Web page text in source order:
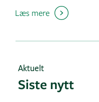
Læs mere
Aktuelt
Siste nytt